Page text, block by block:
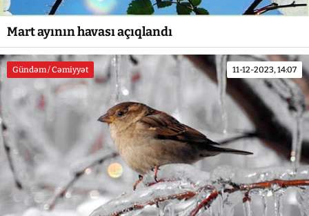
Mart ayının havası açıqlandı
Gündəm / Cəmiyyət 11-12-2023, 14:07